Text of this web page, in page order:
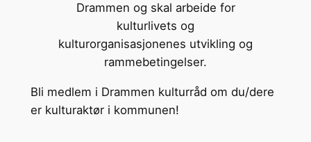
Drammen og skal arbeide for
kulturlivets og
kulturorganisasjonenes utvikling og
rammebetingelser.
Bli medlem i Drammen kulturråd om du/dere
er kulturaktør i kommunen!